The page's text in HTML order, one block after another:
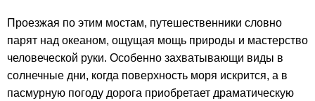
Проезжая по этим мостам, путешественники словно
парят над океаном, ощущая мощь природы и мастерство
человеческой руки. Особенно захватывающи виды в
солнечные дни, когда поверхность моря искрится, а в
пасмурную погоду дорога приобретает драматическую